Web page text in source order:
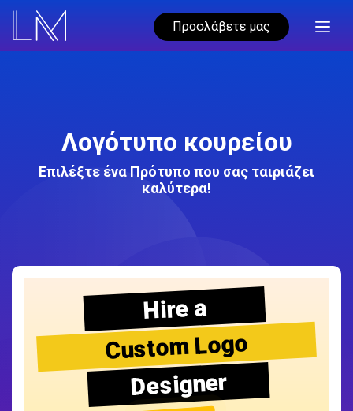
Προσλάβετε μας
Λογότυπο κουρείου
Επιλέξτε ένα Πρότυπο που σας ταιριάζει
καλύτερα!
Hire a
Custom Logo
Designer